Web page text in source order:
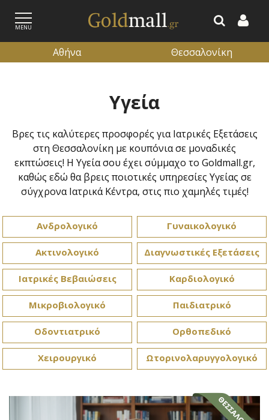
MENU
Αθήνα Θεσσαλονίκη
Υγεία
Βρες τις καλύτερες προσφορές για Ιατρικές Εξετάσεις
στη Θεσσαλονίκη με κουπόνια σε μοναδικές
εκπτώσεις! Η Υγεία σου έχει σύμμαχο το Goldmall.gr,
καθώς εδώ θα βρεις ποιοτικές υπηρεσίες Υγείας σε
σύγχρονα Ιατρικά Κέντρα, στις πιο χαμηλές τιμές!
Ανδρολογικό Γυναικολογικό
Ακτινολογικό Διαγνωστικές Εξετάσεις
Ιατρικές Βεβαιώσεις Καρδιολογικό
Μικροβιολογικό Παιδιατρικό
Οδοντιατρικό Ορθοπεδικό
Χειρουργικό Ωτορινολαρυγγολογικό